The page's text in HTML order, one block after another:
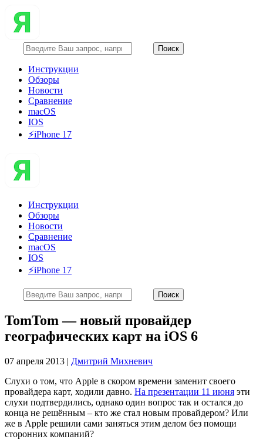
Инструкции
Обзоры
Новости
Сравнение
macOS
IOS
⚡️iPhone 17
Инструкции
Обзоры
Новости
Сравнение
macOS
IOS
⚡️iPhone 17
TomTom — новый провайдер
географических карт на iOS 6
07 апреля 2013 | Дмитрий Михневич
Слухи о том, что Apple в скором времени заменит своего
провайдера карт, ходили давно. На презентации 11 июня эти
слухи подтвердились, однако один вопрос так и остался до
конца не решённым – кто же стал новым провайдером? Или
же в Apple решили сами заняться этим делом без помощи
сторонних компаний?